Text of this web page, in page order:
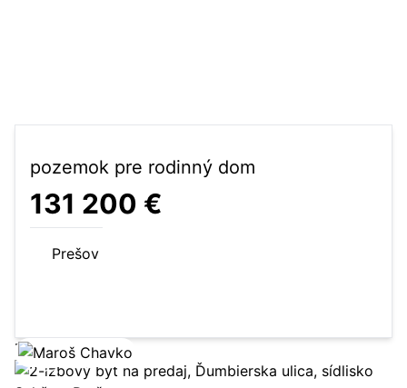
pozemok pre rodinný dom
131 200 €
Prešov
Zobraziť ponuku
13